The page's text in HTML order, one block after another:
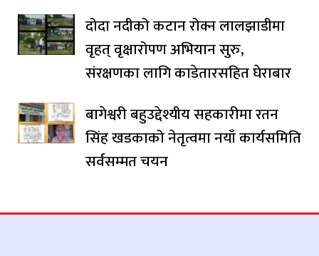
दोदा नदीको कटान रोक्न लालझाडीमा
वृहत् वृक्षारोपण अभियान सुरु,
संरक्षणका लागि काडेतारसहित घेराबार
बागेश्वरी बहुउद्देश्यीय सहकारीमा रतन
सिंह खडकाको नेतृत्वमा नयाँ कार्यसमिति
सर्वसम्मत चयन